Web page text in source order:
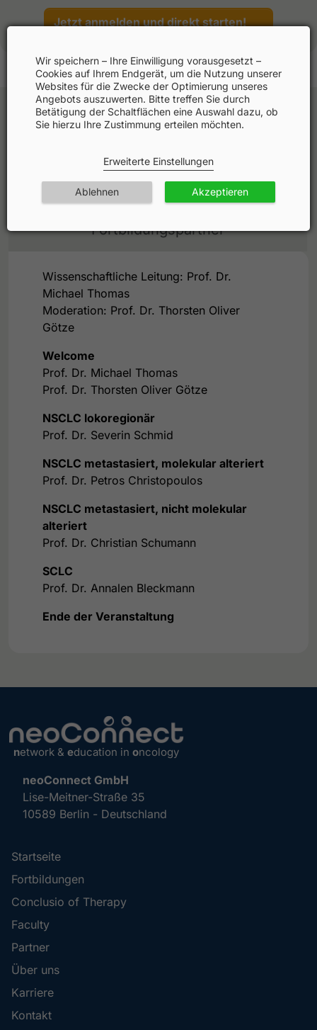
Jetzt anmelden und direkt starten!
Faculty
Fortbildungspartner
Wissenschaftliche Leitung: Prof. Dr.
Michael Thomas
Moderation: Prof. Dr. Thorsten Oliver
Götze
Welcome
Prof. Dr. Michael Thomas
Prof. Dr. Thorsten Oliver Götze
NSCLC lokoregionär
Prof. Dr. Severin Schmid
NSCLC metastasiert, molekular alteriert
Prof. Dr. Petros Christopoulos
NSCLC metastasiert, nicht molekular
alteriert
Prof. Dr. Christian Schumann
SCLC
Prof. Dr. Annalen Bleckmann
Ende der Veranstaltung
network & education in oncology
neoConnect GmbH
Lise-Meitner-Straße 35
10589 Berlin - Deutschland
Startseite
Fortbildungen
Conclusio of Therapy
Faculty
Partner
Über uns
Karriere
Kontakt
Wir speichern – Ihre Einwilligung vorausgesetzt –
Cookies auf Ihrem Endgerät, um die Nutzung unserer
Websites für die Zwecke der Optimierung unseres
Angebots auszuwerten. Bitte treffen Sie durch
Betätigung der Schaltflächen eine Auswahl dazu, ob
Sie hierzu Ihre Zustimmung erteilen möchten.
Erweiterte Einstellungen
Ablehnen Akzeptieren